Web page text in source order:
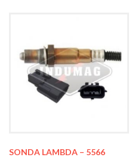
SONDA LAMBDA – 5566